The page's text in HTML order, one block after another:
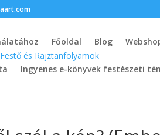
Főoldal Blog
Ingyenes e-könyvek festészeti